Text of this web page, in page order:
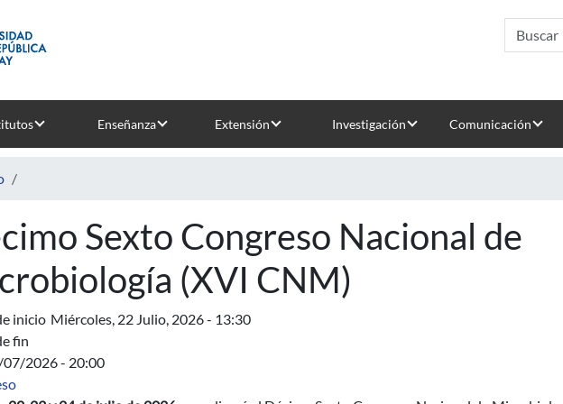
Enseñanza Extensión Investigación Comunicación
Sexto Congreso Nacional de
(XVI CNM)
inicio Miércoles, 22 Julio, 2026 - 13:30
fin
07/2026 - 20:00